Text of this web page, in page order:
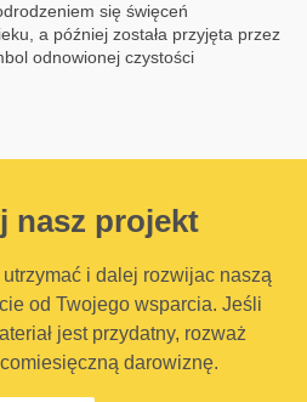
się święceń
a później została przyjęta przez
odnowionej czystości
nasz projekt
i dalej rozwijac naszą
od Twojego wsparcia. Jeśli
jest przydatny, rozważ
darowiznę.